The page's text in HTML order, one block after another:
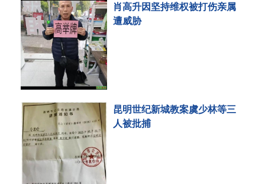
肖高升因坚持维权被打伤亲属
遭威胁
昆明世纪新城教案虞少林等三
人被批捕